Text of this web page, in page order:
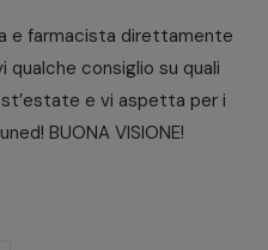
e farmacista direttamente
consiglio su quali
e vi aspetta per i
BUONA VISIONE!